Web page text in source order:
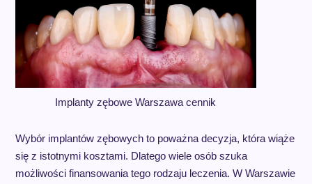
Implanty zębowe Warszawa cennik
Wybór implantów zębowych to poważna decyzja, która wiąże
się z istotnymi kosztami. Dlatego wiele osób szuka
możliwości finansowania tego rodzaju leczenia. W Warszawie